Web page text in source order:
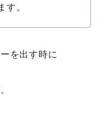
す。
を出す時に